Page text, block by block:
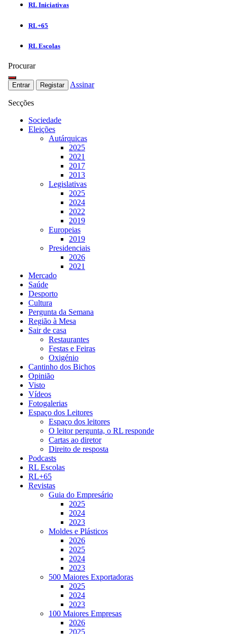
RL Iniciativas
RL+65
RL Escolas
Procurar
Entrar Registar Assinar
Secções
Sociedade
Eleições
Autárquicas
2025
2021
2017
2013
Legislativas
2025
2024
2022
2019
Europeias
2019
Presidenciais
2026
2021
Mercado
Saúde
Desporto
Cultura
Pergunta da Semana
Região à Mesa
Sair de casa
Restaurantes
Festas e Feiras
Oxigénio
Cantinho dos Bichos
Opinião
Visto
Vídeos
Fotogalerias
Espaço dos Leitores
Espaço dos leitores
O leitor pergunta, o RL responde
Cartas ao diretor
Direito de resposta
Podcasts
RL Escolas
RL+65
Revistas
Guia do Empresário
2025
2024
2023
Moldes e Plásticos
2026
2025
2024
2023
500 Maiores Exportadoras
2025
2024
2023
100 Maiores Empresas
2026
2025